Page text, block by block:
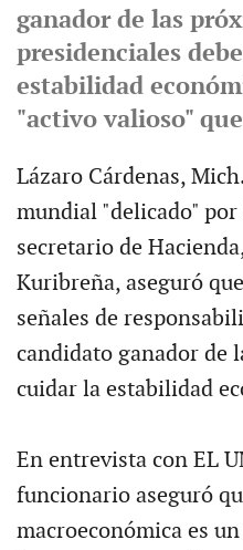
ganador de las
presidenciales
estabilidad
"activo valioso"
Lázaro Cárdenas,
mundial "delicado"
secretario de
Kuribreña, aseguró
señales de
candidato ganador de
cuidar la estabilidad
En entrevista con EL
funcionario aseguró
macroeconómica es